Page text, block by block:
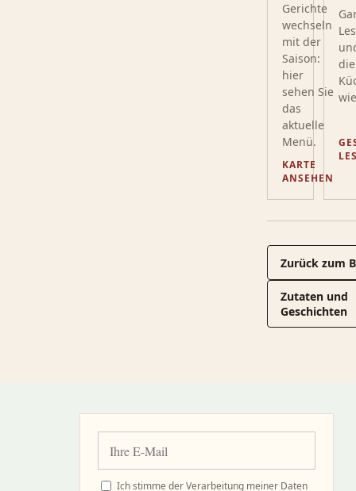
Gerichte
wechseln
mit der
Saison:
hier
sehen Sie
das
aktuelle
Menü.
KARTE
ANSEHEN
Zurück zum
Zutaten und
Geschichten
Ich stimme der Verarbeitung meiner Daten